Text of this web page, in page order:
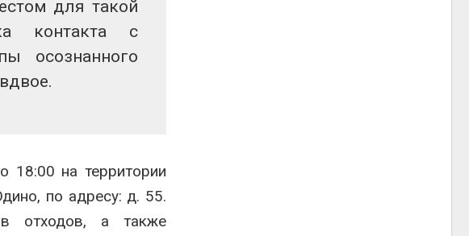
для такой
контакта с
осознанного
18:00 на территории
по адресу: д. 55.
отходов, а также